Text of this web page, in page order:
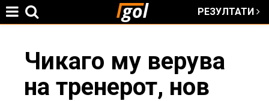
РЕЗУЛТАТИ
Чикаго му верува
на тренерот, нов